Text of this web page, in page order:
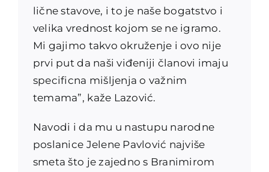
lične stavove, i to je naše bogatstvo i
velika vrednost kojom se ne igramo.
Mi gajimo takvo okruženje i ovo nije
prvi put da naši viđeniji članovi imaju
specificna mišljenja o važnim
temama”, kaže Lazović.
Navodi i da mu u nastupu narodne
poslanice Jelene Pavlović najviše
smeta što je zajedno s Branimirom